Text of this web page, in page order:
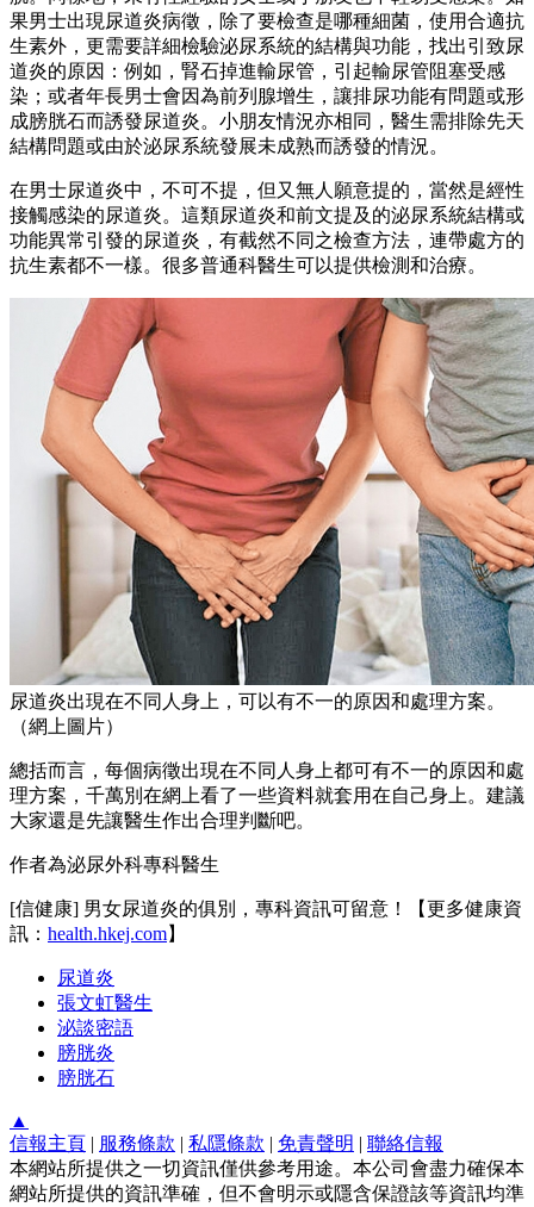
果男士出現尿道炎病徵，除了要檢查是哪種細菌，使用合適抗
生素外，更需要詳細檢驗泌尿系統的結構與功能，找出引致尿
道炎的原因：例如，腎石掉進輸尿管，引起輸尿管阻塞受感
染；或者年長男士會因為前列腺增生，讓排尿功能有問題或形
成膀胱石而誘發尿道炎。小朋友情況亦相同，醫生需排除先天
結構問題或由於泌尿系統發展未成熟而誘發的情況。
在男士尿道炎中，不可不提，但又無人願意提的，當然是經性
接觸感染的尿道炎。這類尿道炎和前文提及的泌尿系統結構或
功能異常引發的尿道炎，有截然不同之檢查方法，連帶處方的
抗生素都不一樣。很多普通科醫生可以提供檢測和治療。
尿道炎出現在不同人身上，可以有不一的原因和處理方案。
（網上圖片）
總括而言，每個病徵出現在不同人身上都可有不一的原因和處
理方案，千萬別在網上看了一些資料就套用在自己身上。建議
大家還是先讓醫生作出合理判斷吧。
作者為泌尿外科專科醫生
[信健康] 男女尿道炎的俱別，專科資訊可留意！【更多健康資
訊： health.hkej.com】
尿道炎
張文虹醫生
泌談密語
膀胱炎
膀胱石
▲
信報主頁 | 服務條款 | 私隱條款 | 免責聲明 | 聯絡信報
本網站所提供之一切資訊僅供參考用途。本公司會盡力確保本
網站所提供的資訊準確，但不會明示或隱含保證該等資訊均準